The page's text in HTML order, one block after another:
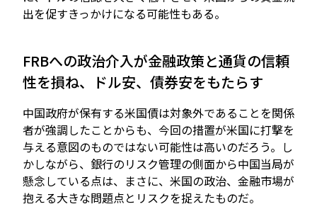
出を促すきっかけになる可能性もある。
FRBへの政治介入が金融政策と通貨の信頼
性を損ね、ドル安、債券安をもたらす
中国政府が保有する米国債は対象外であることを関係
者が強調したことからも、今回の措置が米国に打撃を
与える意図のものではない可能性は高いのだろう。し
かしながら、銀行のリスク管理の側面から中国当局が
懸念している点は、まさに、米国の政治、金融市場が
抱える大きな問題点とリスクを捉えたものだ。